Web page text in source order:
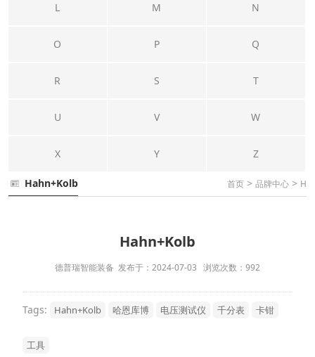
L M N
O P Q
R S T
U V W
X Y Z
Hahn+Kolb 首页 > 品牌中心 > H
Hahn+Kolb
德普瑞智能装备 发布于：2024-07-03 浏览次数：992
Tags: Hahn+Kolb 哈恩库博 电压测试仪 千分表 卡钳
工具